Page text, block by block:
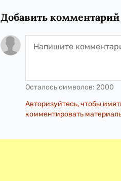
Добавить комментарий
Осталось символов: 2000
Авторизуйтесь, чтобы
комментировать